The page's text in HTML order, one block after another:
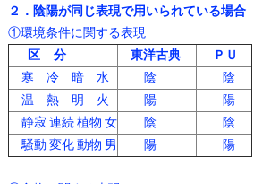
２．陰陽が同じ表現で用いられている場合
①環境条件に関する表現
区 分
東洋古典
ＰＵ
寒 冷 暗 水
陰
陰
温 熱 明 火
陽
陽
静寂 連続 植物 女 陰
陰
騒動 変化 動物 男
陽 陽